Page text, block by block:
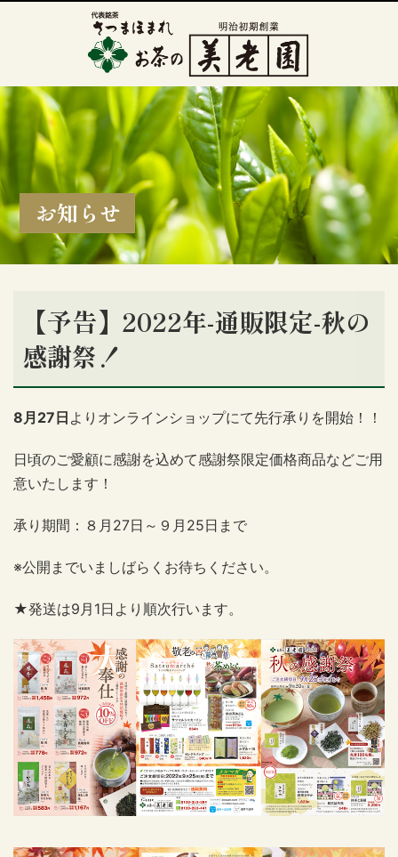
お知らせ
【予告】2022年-通販限定-秋の
感謝祭！
8月27日 よりオンラインショップにて先行承りを開始！！
日頃のご愛顧に感謝を込めて感謝祭限定価格商品などご用
意いたします！
承り期間：８月27日～９月25日まで
※公開までいましばらくお待ちください。
★発送は9月1日より順次行います。